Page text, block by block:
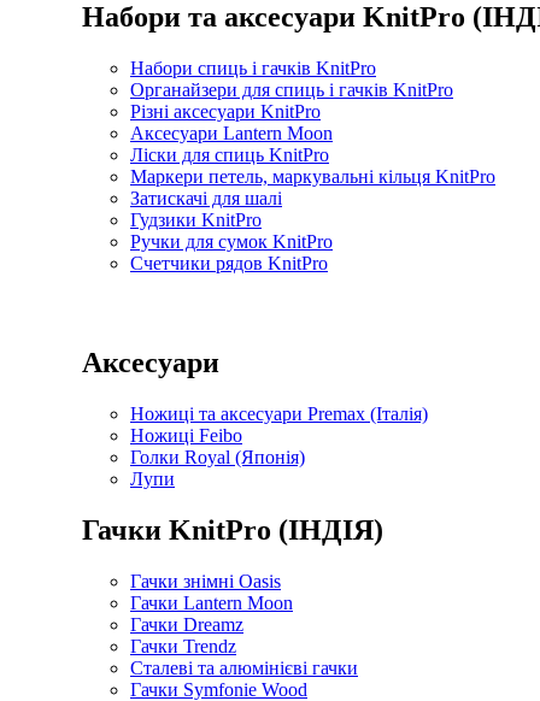
Набори та аксесуари KnitPro
Набори спиць і гачків KnitPro
Органайзери для спиць і гачків KnitPro
Різні аксесуари KnitPro
Аксесуари Lantern Moon
Ліски для спиць KnitPro
Маркери петель, маркувальні кільця KnitPro
Затискачі для шалі
Гудзики KnitPro
Ручки для сумок KnitPro
Счетчики рядов KnitPro
Аксесуари
Ножиці та аксесуари Premax (Італія)
Ножиці Feibo
Голки Royal (Японія)
Лупи
Гачки KnitPro (ІНДІЯ)
Гачки знімні Oasis
Гачки Lantern Moon
Гачки Dreamz
Гачки Trendz
Сталеві та алюмінієві гачки
Гачки Symfonie Wood